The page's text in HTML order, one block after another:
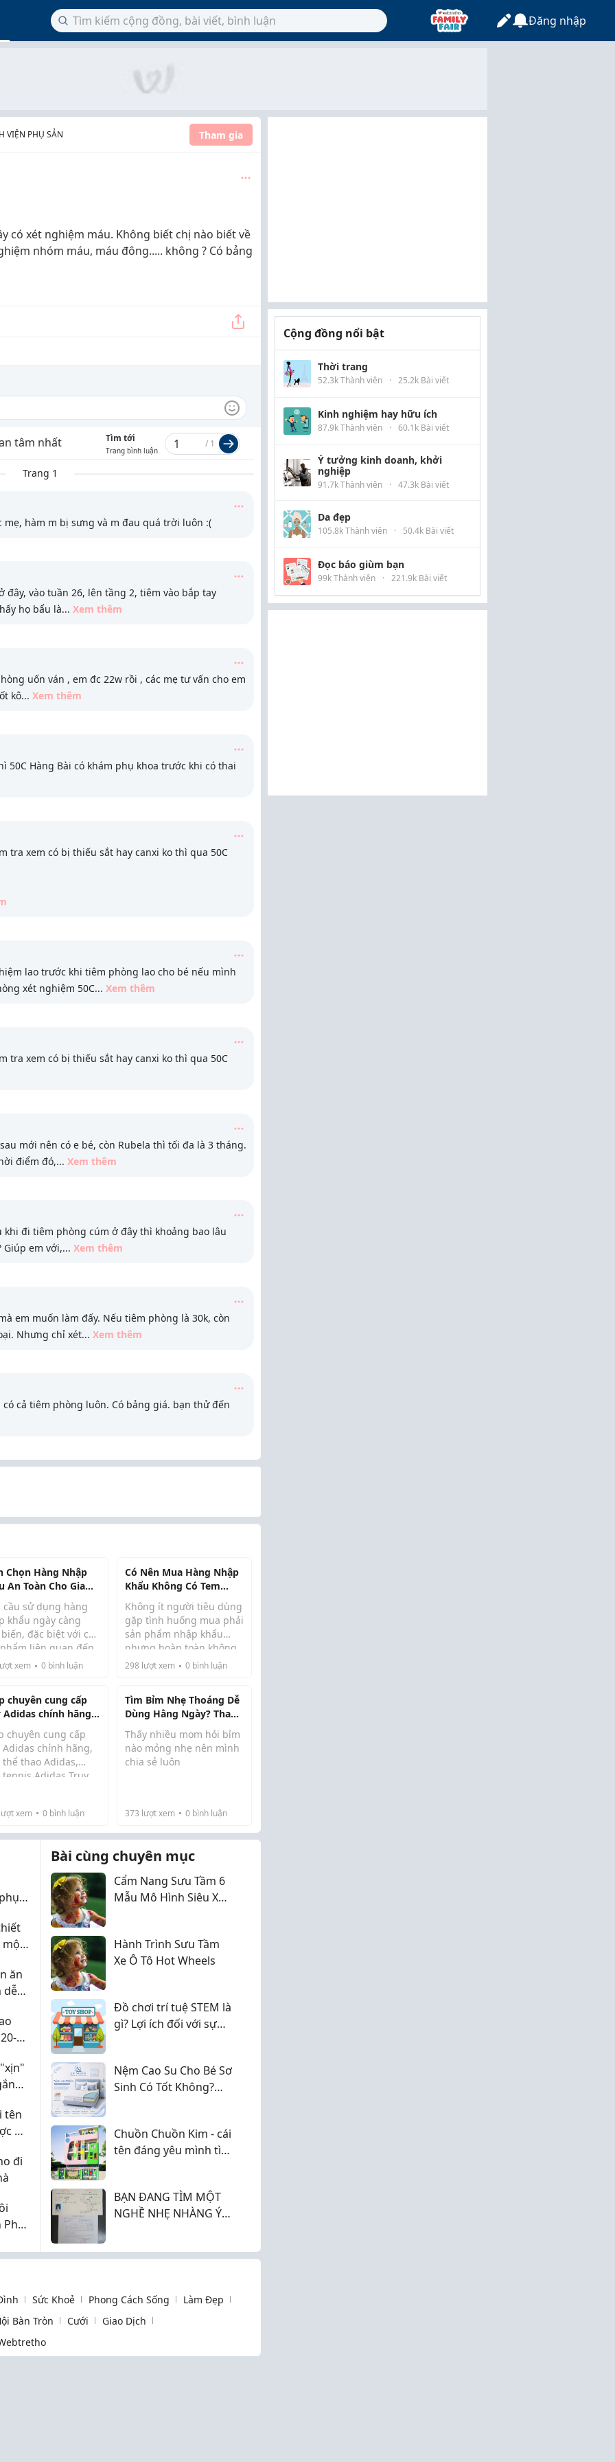
Đăng nhập
VIỆN PHỤ SẢN Tham gia
có xét nghiệm máu. Không biết chị nào biết về
nhóm máu, máu đông..... không ? Có bảng
tâm nhất Tìm tới
Trang bình luận
/ 1
Trang 1
mẹ, hàm m bị sưng và m đau quá trời luôn :(
đây, vào tuần 26, lên tầng 2, tiêm vào bắp tay
họ bẩu là... Xem thêm
uốn ván , em đc 22w rồi , các mẹ tư vấn cho em
kô... Xem thêm
50C Hàng Bài có khám phụ khoa trước khi có thai
tra xem có bị thiếu sắt hay canxi ko thì qua 50C
lao trước khi tiêm phòng lao cho bé nếu mình
xét nghiệm 50C... Xem thêm
tra xem có bị thiếu sắt hay canxi ko thì qua 50C
mới nên có e bé, còn Rubela thì tối đa là 3 tháng.
điểm đó,... Xem thêm
khi đi tiêm phòng cúm ở đây thì khoảng bao lâu
Giúp em với,... Xem thêm
em muốn làm đấy. Nếu tiêm phòng là 30k, còn
Nhưng chỉ xét... Xem thêm
có cả tiêm phòng luôn. Có bảng giá. bạn thử đến
Chọn Hàng Nhập
An Toàn Cho Gia
cầu sử dụng hàng
khẩu ngày càng
đặc biệt với các
liên quan đến
bé như sữa, thực
không phải
nào gắn m...
xem 0 bình luận
Có Nên Mua Hàng Nhập
Khẩu Không Có Tem
Phụ?
Không ít người tiêu dùng
gặp tình huống mua phải
sản phẩm nhập khẩu
nhưng hoàn toàn không
có tem phụ tiếng Việt.
pháp cũng như nguồn
gốc thực sự của sản ...
298 lượt xem 0bình luận
chuyên cung cấp
Adidas chính hãng,
thể thao Adidas
chuyên cung cấp
Adidas chính hãng,
thể thao Adidas,
tennis Adidas Truy
dasbui.com/
www.facebook.com/D...
lượt xem 0 bình luận
Tìm Bỉm Nhẹ Thoáng Dễ
Dùng Hằng Ngày? Tham
Khảo Ngay Sunsum
Thấy nhiều mom hỏi bỉm
nào mỏng nhẹ nên mình
chia sẻ luôn
dùng khá ổn, bé mặc
Mom nào muốn tìm hiểu
kỹ hơn thì xem ở đây
nha: https://ww...
373 lượt xem 0bình luận
một
ăn
dễ
tên
ở
đi
Phú,
Bài cùng chuyên mục
Cẩm Nang Sưu Tầm 6
Mẫu Mô Hình Siêu Xe
Hành Trình Sưu Tầm
Xe Ô Tô Hot Wheels
Đồ chơi trí tuệ STEM là
gì? Lợi ích đối với sự
Nệm Cao Su Cho Bé Sơ
Sinh Có Tốt Không?
Chuồn Chuồn Kim - cái
tên đáng yêu mình tìm
BẠN ĐANG TÌM MỘT
NGHỀ NHẸ NHÀNG Ý
Sức Khoẻ Phong Cách Sống
Làm Đẹp
Bàn Tròn Cưới
Giao Dịch
Cộng đồng nổi bật
Thời trang
52.3k Thành viên · 25.2k Bài viết
Kinh nghiệm hay hữu ích
87.9k Thành viên · 60.1k Bài viết
Ý tưởng kinh doanh, khởi
nghiệp
91.7k Thành viên · 47.3k Bài viết
Da đẹp
105.8k Thành viên · 50.4k Bài viết
Đọc báo giùm bạn
99k Thành viên · 221.9k Bài viết